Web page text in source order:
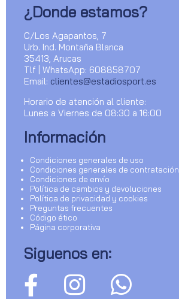
¿Donde estamos?
C/Los Agapantos, 7
Urb. Ind. Montaña Blanca
35413, Arucas
Tlf | WhatsApp: 608858707
Email: clientes@estadiosport.es
Horario de atención al cliente:
Lunes a Viernes de 08:30 a 16:00
Información
Condiciones generales de uso
Condiciones generales de contratación
Condiciones de envío
Política de cambios y devoluciones
Política de privacidad y cookies
Preguntas frecuentes
Código ético
Página corporativa
Siguenos en: